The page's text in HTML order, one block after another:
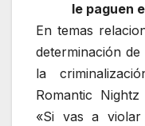
le paguen
En temas
determinación
la
Romantic
«Si vas a